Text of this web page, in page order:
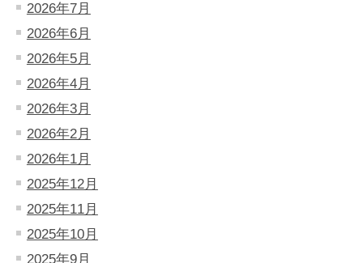
2026年7月
2026年6月
2026年5月
2026年4月
2026年3月
2026年2月
2026年1月
2025年12月
2025年11月
2025年10月
2025年9月